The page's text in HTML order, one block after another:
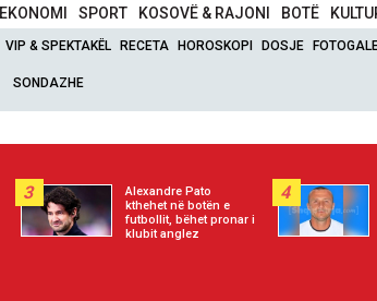
EKONOMI SPORT KOSOVË & RAJONI BOTË
VIP & SPEKTAKËL RECETA HOROSKOPI DOSJE
SONDAZHE
3
Alexandre Pato
kthehet në botën e
futbollit, bëhet pronar i
klubit anglez
4